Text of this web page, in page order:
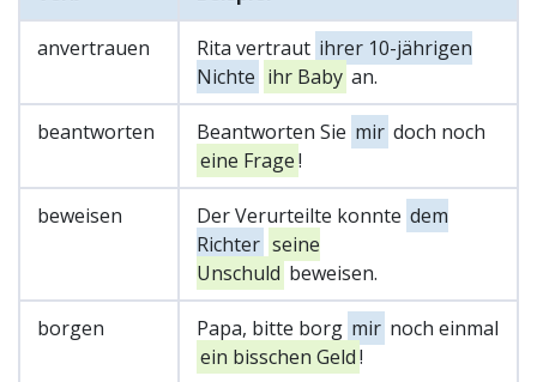
anvertrauen Rita vertraut ihrer 10-jährigen
Nichte ihr Baby an.
beantworten Beantworten Sie mir doch noch
eine Frage!
beweisen Der Verurteilte konnte dem
Richter seine
Unschuld beweisen.
borgen Papa, bitte borg mir noch einmal
ein bisschen Geld!